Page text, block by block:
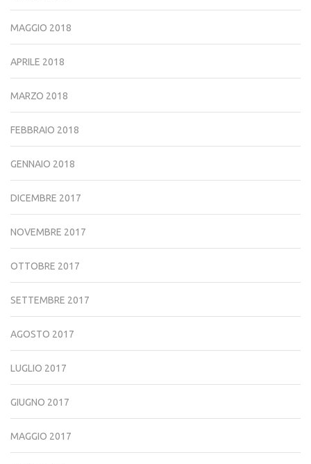
MAGGIO 2018
APRILE 2018
MARZO 2018
FEBBRAIO 2018
GENNAIO 2018
DICEMBRE 2017
NOVEMBRE 2017
OTTOBRE 2017
SETTEMBRE 2017
AGOSTO 2017
LUGLIO 2017
GIUGNO 2017
MAGGIO 2017